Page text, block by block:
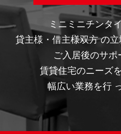
ミニミニチンタ
貸主様・借主様双方 の
ご入居後のサポ
賃貸住宅のニーズ
幅広い業務を行